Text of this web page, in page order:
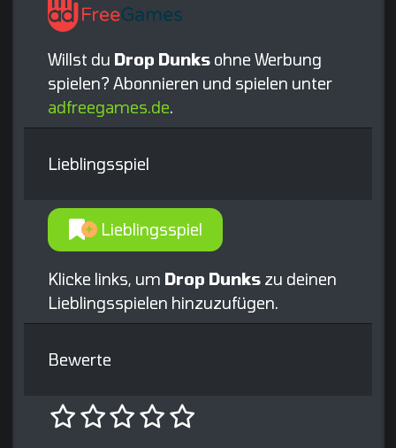
Willst du Drop Dunks ohne Werbung
spielen? Abonnieren und spielen unter
adfreegames.de.
Lieblingsspiel
Lieblingsspiel
Klicke links, um Drop Dunks zu deinen
Lieblingsspielen hinzuzufügen.
Bewerte